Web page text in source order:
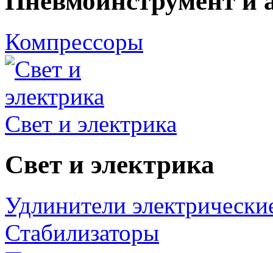
Компрессоры
Свет и электрика
Свет и электрика
Удлинители
Стабилизаторы